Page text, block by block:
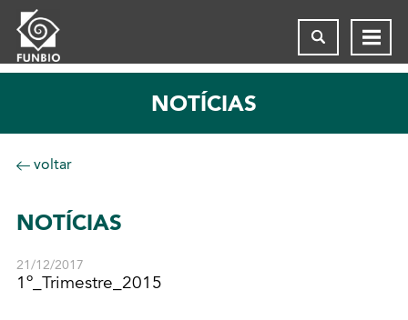
NOTÍCIAS
voltar
NOTÍCIAS
21/12/2017
1º_Trimestre_2015